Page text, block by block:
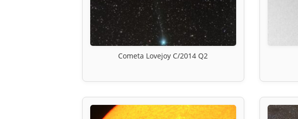
Cometa Lovejoy C/2014 Q2